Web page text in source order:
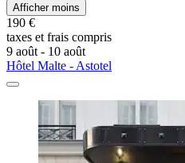
Afficher moins
190 €
taxes et frais compris
9 août - 10 août
Hôtel Malte - Astotel